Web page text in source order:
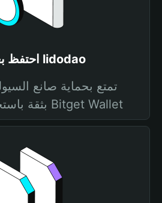
احتفظ بعملات lidodao
تمتع بحماية صانع
lidodao بثقة باستخدام Bitget Wallet